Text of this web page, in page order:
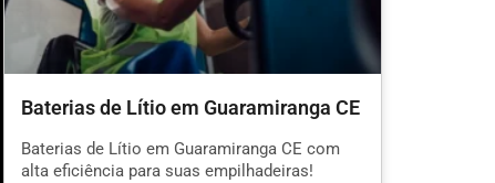
Baterias de Lítio em Guaramiranga CE
Baterias de Lítio em Guaramiranga CE com
alta eficiência para suas empilhadeiras!